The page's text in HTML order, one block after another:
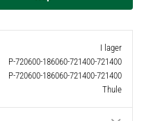
I lager
P-720600-186060-721400-721400
P-720600-186060-721400-721400
Thule